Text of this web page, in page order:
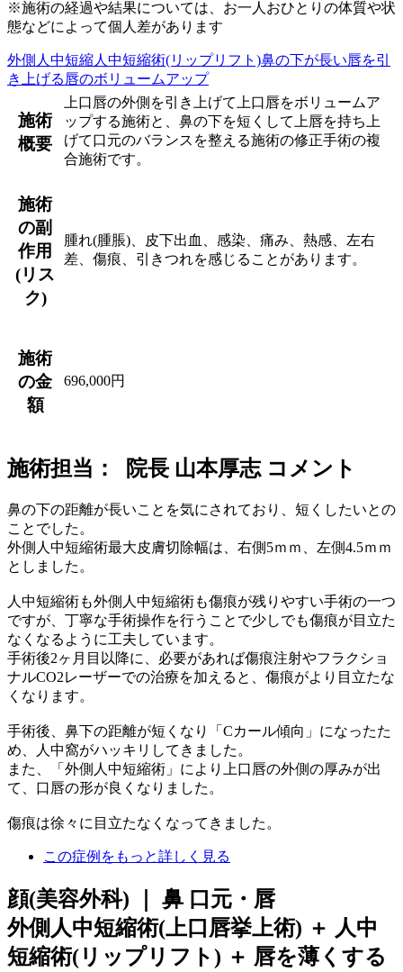
※施術の経過や結果については、お一人おひとりの体質や状
態などによって個人差があります
外側人中短縮人中短縮術(リップリフト)鼻の下が長い唇を引
き上げる 唇のボリュームアップ
施術
概要
上口唇の外側を引き上げて上口唇をボリュームア
ップする施術と、鼻の下を短くして上唇を持ち上
げて口元のバランスを整える施術の修正手術の複
合施術です。
施術
の副
作用
(リス
ク)
腫れ(腫脹)、皮下出血、感染、痛み、熱感、左右
差、傷痕、引きつれを感じることがあります。
施術
の金
額
696,000円
施術担当： 院長 山本厚志 コメント
鼻の下の距離が長いことを気にされており、短くしたいとの
ことでした。
外側人中短縮術最大皮膚切除幅は、右側5ｍｍ、左側4.5ｍｍ
としました。
人中短縮術も外側人中短縮術も傷痕が残りやすい手術の一つ
ですが、丁寧な手術操作を行うことで少しでも傷痕が目立た
なくなるように工夫しています。
手術後2ヶ月目以降に、必要があれば傷痕注射やフラクショ
ナルCO2レーザーでの治療を加えると、傷痕がより目立たな
くなります。
手術後、鼻下の距離が短くなり「Cカール傾向」になったた
め、人中窩がハッキリしてきました。
また、「外側人中短縮術」により上口唇の外側の厚みが出
て、口唇の形が良くなりました。
傷痕は徐々に目立たなくなってきました。
この症例をもっと詳しく見る
顔(美容外科) ｜ 鼻 口元・唇
外側人中短縮術(上口唇挙上術) ＋ 人中
短縮術(リップリフト) ＋ 唇を薄くする